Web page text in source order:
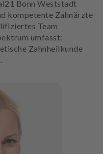
Bonn Weststadt
kompetente Zahnärzte
Team
umfasst:
Zahnheilkunde